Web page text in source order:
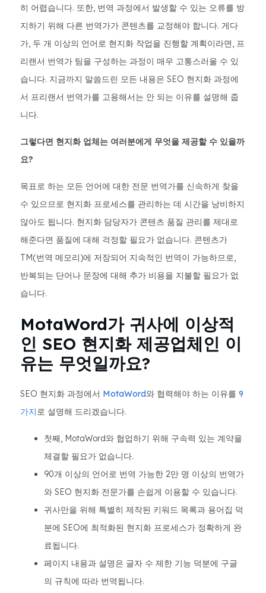
히 어렵습니다. 또한, 번역 과정에서 발생할 수 있는 오류를 방
지하기 위해 다른 번역가가 콘텐츠를 교정해야 합니다. 게다
가, 두 개 이상의 언어로 현지화 작업을 진행할 계획이라면, 프
리랜서 번역가 팀을 구성하는 과정이 매우 고통스러울 수 있
습니다. 지금까지 말씀드린 모든 내용은 SEO 현지화 과정에
서 프리랜서 번역가를 고용해서는 안 되는 이유를 설명해 줍
니다.
그렇다면 현지화 업체는 여러분에게 무엇을 제공할 수 있을까
요?
목표로 하는 모든 언어에 대한 전문 번역가를 신속하게 찾을
수 있으므로 현지화 프로세스를 관리하는 데 시간을 낭비하지
않아도 됩니다. 현지화 담당자가 콘텐츠 품질 관리를 제대로
해준다면 품질에 대해 걱정할 필요가 없습니다. 콘텐츠가
TM(번역 메모리)에 저장되어 지속적인 번역이 가능하므로,
반복되는 단어나 문장에 대해 추가 비용을 지불할 필요가 없
습니다.
MotaWord가 귀사에 이상적
인 SEO 현지화 제공업체인 이
유는 무엇일까요?
SEO 현지화 과정에서 MotaWord와 협력해야 하는 이유를 9
가지로 설명해 드리겠습니다.
첫째, MotaWord와 협업하기 위해 구속력 있는 계약을
체결할 필요가 없습니다.
90개 이상의 언어로 번역 가능한 2만 명 이상의 번역가
와 SEO 현지화 전문가를 손쉽게 이용할 수 있습니다.
귀사만을 위해 특별히 제작된 키워드 목록과 용어집 덕
분에 SEO에 최적화된 현지화 프로세스가 정확하게 완
료됩니다.
페이지 내용과 설명은 글자 수 제한 기능 덕분에 구글
의 규칙에 따라 번역됩니다.